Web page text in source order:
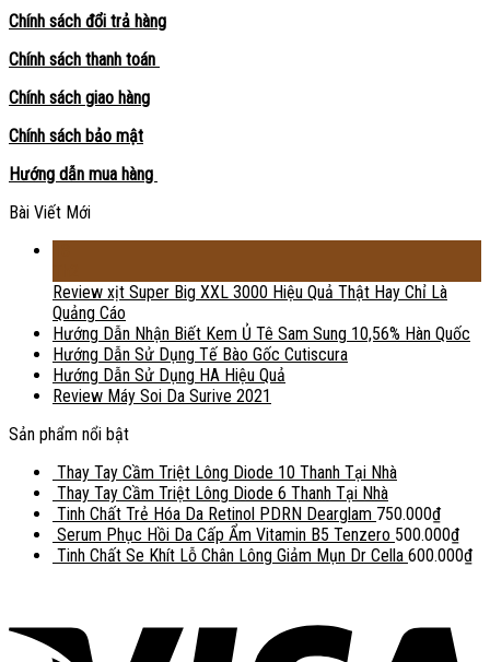
Chính sách đổi trả hàng
Chính sách thanh toán
Chính sách giao hàng
Chính sách bảo mật
Hướng dẫn mua hàng
Bài Viết Mới
Review xịt Super Big XXL 3000 Hiệu Quả Thật Hay Chỉ Là
Quảng Cáo
Hướng Dẫn Nhận Biết Kem Ủ Tê Sam Sung 10,56% Hàn Quốc
Hướng Dẫn Sử Dụng Tế Bào Gốc Cutiscura
Hướng Dẫn Sử Dụng HA Hiệu Quả
Review Máy Soi Da Surive 2021
Sản phẩm nổi bật
Thay Tay Cầm Triệt Lông Diode 10 Thanh Tại Nhà
Thay Tay Cầm Triệt Lông Diode 6 Thanh Tại Nhà
Tinh Chất Trẻ Hóa Da Retinol PDRN Dearglam 750.000₫
Serum Phục Hồi Da Cấp Ẩm Vitamin B5 Tenzero 500.000₫
Tinh Chất Se Khít Lỗ Chân Lông Giảm Mụn Dr Cella 600.000₫